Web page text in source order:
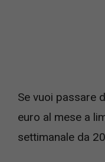
Se vuoi passare
euro al mese a
settimanale da